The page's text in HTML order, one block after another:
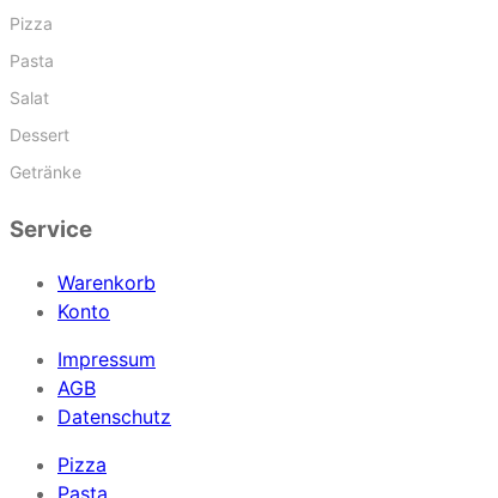
Pizza
Pasta
Salat
Dessert
Getränke
Service
Warenkorb
Konto
Impressum
AGB
Datenschutz
Pizza